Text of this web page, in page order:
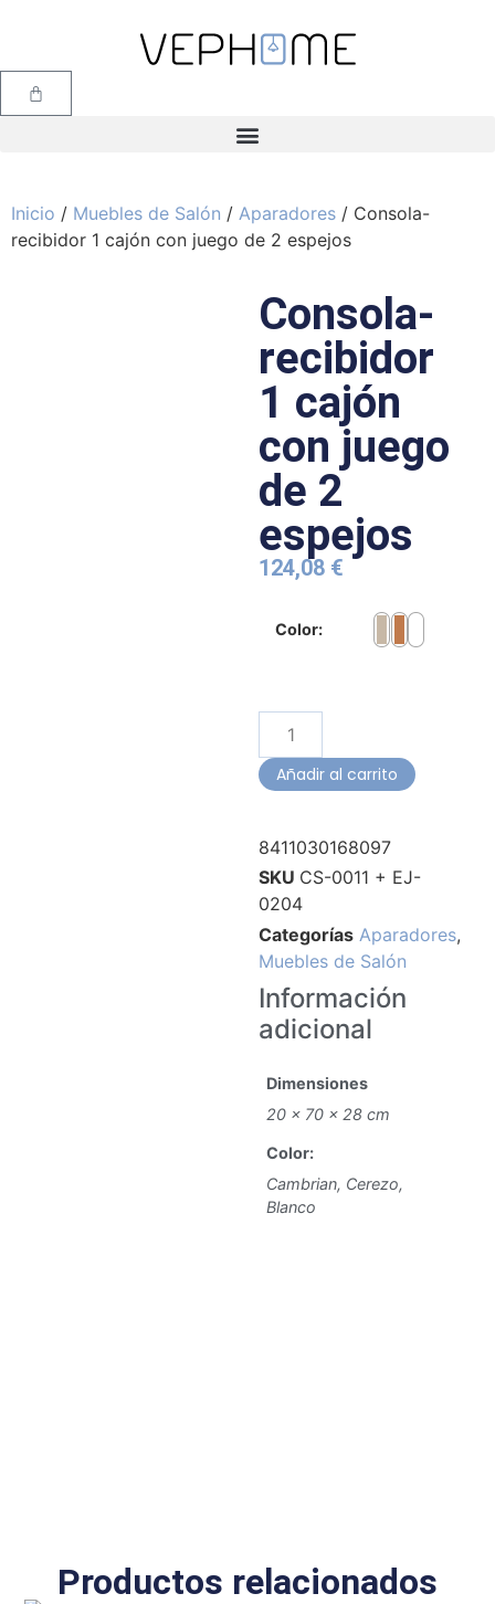
Inicio / Muebles de Salón / Aparadores / Consola-
recibidor 1 cajón con juego de 2 espejos
Consola-
recibidor
1 cajón
con juego
de 2
espejos
124,08 €
Color:
Añadir al carrito
8411030168097
SKU CS-0011 + EJ-
0204
Categorías Aparadores,
Muebles de Salón
Información
adicional
Dimensiones
20 × 70 × 28 cm
Color:
Cambrian, Cerezo,
Blanco
Productos relacionados